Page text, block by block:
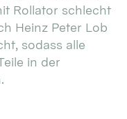
Rollator schlecht
Heinz Peter Lob
sodass alle
in der